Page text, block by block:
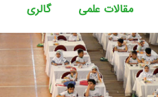
مقالات علمی گالری